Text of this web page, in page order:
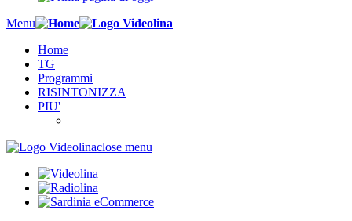
Menu
Home
TG
Programmi
RISINTONIZZA
PIU'
close menu